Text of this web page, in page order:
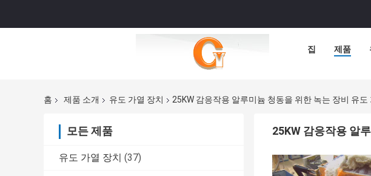
집 제품
홈 제품 소개 유도 가열 장치 25KW 감응작용 알루미늄 청동을 위한 녹는 장비 유도
모든 제품
유도 가열 장치 (37)
25KW 감응작용 알